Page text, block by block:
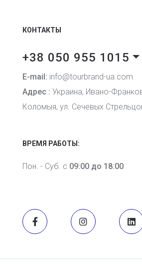
КОНТАКТЫ
+38 050 955 1015
E-mail: info@tourbrand-ua.com
Адрес : Украина, Ивано-
Коломыя, ул. Сечевых
ВРЕМЯ РАБОТЫ:
Пон. - Суб. с 09:00 до 18:00